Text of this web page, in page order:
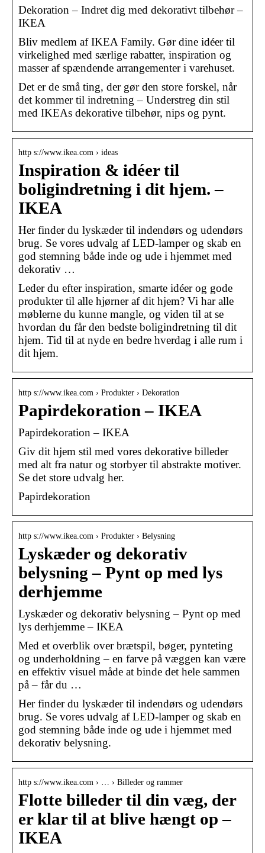
Dekoration – Indret dig med dekorativt tilbehør –
IKEA
Bliv medlem af IKEA Family. Gør dine idéer til
virkelighed med særlige rabatter, inspiration og
masser af spændende arrangementer i varehuset.
Det er de små ting, der gør den store forskel, når
det kommer til indretning – Understreg din stil
med IKEAs dekorative tilbehør, nips og pynt.
http s://www.ikea.com › ideas
Inspiration & idéer til
boligindretning i dit hjem. –
IKEA
Her finder du lyskæder til indendørs og udendørs
brug. Se vores udvalg af LED-lamper og skab en
god stemning både inde og ude i hjemmet med
dekorativ …
Leder du efter inspiration, smarte idéer og gode
produkter til alle hjørner af dit hjem? Vi har alle
møblerne du kunne mangle, og viden til at se
hvordan du får den bedste boligindretning til dit
hjem. Tid til at nyde en bedre hverdag i alle rum i
dit hjem.
http s://www.ikea.com › Produkter › Dekoration
Papirdekoration – IKEA
Papirdekoration – IKEA
Giv dit hjem stil med vores dekorative billeder
med alt fra natur og storbyer til abstrakte motiver.
Se det store udvalg her.
Papirdekoration
http s://www.ikea.com › Produkter › Belysning
Lyskæder og dekorativ
belysning – Pynt op med lys
derhjemme
Lyskæder og dekorativ belysning – Pynt op med
lys derhjemme – IKEA
Med et overblik over brætspil, bøger, pynteting
og underholdning – en farve på væggen kan være
en effektiv visuel måde at binde det hele sammen
på – får du …
Her finder du lyskæder til indendørs og udendørs
brug. Se vores udvalg af LED-lamper og skab en
god stemning både inde og ude i hjemmet med
dekorativ belysning.
http s://www.ikea.com › … › Billeder og rammer
Flotte billeder til din væg, der
er klar til at blive hængt op –
IKEA